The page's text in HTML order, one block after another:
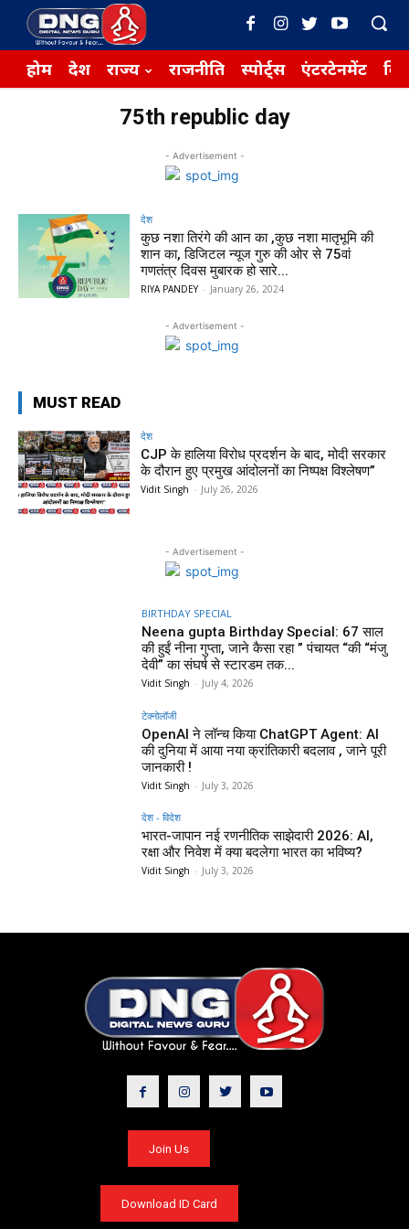
होम देश राज्य राजनीति स्पोर्ट्स एंटरटेनमेंट
75th republic day
- Advertisement -
देश
कुछ नशा तिरंगे की आन का ,कुछ नशा मातृभूमि की
शान का, डिजिटल न्यूज गुरु की ओर से 75वां
गणतंत्र दिवस मुबारक हो सारे...
RIYA PANDEY - January 26, 2024
- Advertisement -
MUST READ
देश
CJP के हालिया विरोध प्रदर्शन के बाद, मोदी सरकार
के दौरान हुए प्रमुख आंदोलनों का निष्पक्ष विश्लेषण”
Vidit Singh - July 26, 2026
- Advertisement -
BIRTHDAY SPECIAL
Neena gupta Birthday Special: 67 साल
की हुईं नीना गुप्ता, जाने कैसा रहा ” पंचायत “की “मंजु
देवी” का संघर्ष से स्टारडम तक...
Vidit Singh - July 4, 2026
टेक्नोलॉजी
OpenAI ने लॉन्च किया ChatGPT Agent: AI
की दुनिया में आया नया क्रांतिकारी बदलाव , जाने पूरी
जानकारी !
Vidit Singh - July 3, 2026
देश - विदेश
भारत-जापान नई रणनीतिक साझेदारी 2026: AI,
रक्षा और निवेश में क्या बदलेगा भारत का भविष्य?
Vidit Singh - July 3, 2026
Join Us
Download ID Card